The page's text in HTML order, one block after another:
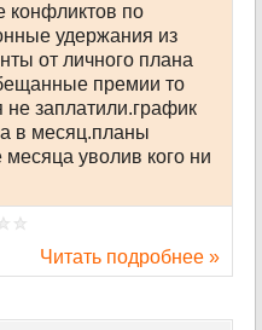
конфликтов по
удержания из
от личного плана
премии то
заплатили.график
в месяц.планы
уволив кого ни
Читать подробнее »